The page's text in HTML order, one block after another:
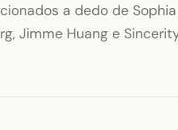
a dedo de
Jimme Huang e